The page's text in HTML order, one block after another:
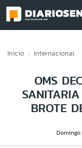
Inicio Internacional
OMS
BROTE
Domingo